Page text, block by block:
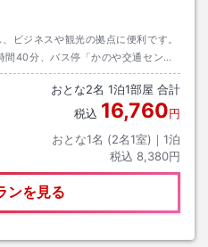
ビジネスや観光の拠点に便利です。
間40分、バス停「かのや交通センタ
自動車道「笠之原IC」より約10分、
おとな2名 1泊1部屋 合計
税込 16,760円
おとな1名 (2名1室)｜ 1泊
税込 8,380円
ンを見る